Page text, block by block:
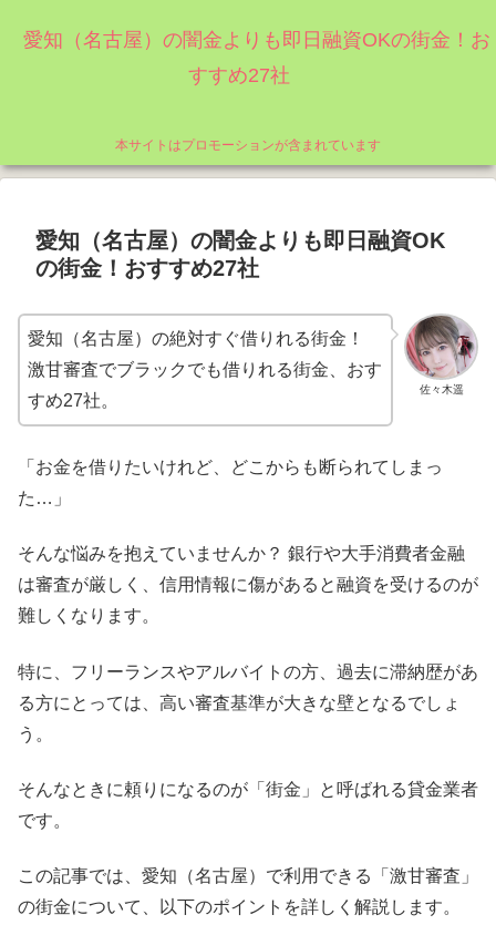
愛知（名古屋）の闇金よりも即日融資OKの街金！お
すすめ27社
本サイトはプロモーションが含まれています
愛知（名古屋）の闇金よりも即日融資OK
の街金！おすすめ27社
佐々木遥
愛知（名古屋）の絶対すぐ借りれる街金！
激甘審査でブラックでも借りれる街金、おす
すめ27社。
「お金を借りたいけれど、どこからも断られてしまっ
た…」
そんな悩みを抱えていませんか？ 銀行や大手消費者金融
は審査が厳しく、信用情報に傷があると融資を受けるのが
難しくなります。
特に、フリーランスやアルバイトの方、過去に滞納歴があ
る方にとっては、高い審査基準が大きな壁となるでしょ
う。
そんなときに頼りになるのが「街金」と呼ばれる貸金業者
です。
この記事では、愛知（名古屋）で利用できる「激甘審査」
の街金について、以下のポイントを詳しく解説します。